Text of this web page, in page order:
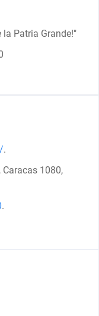
la Patria Grande!"
.
Caracas 1080,
.